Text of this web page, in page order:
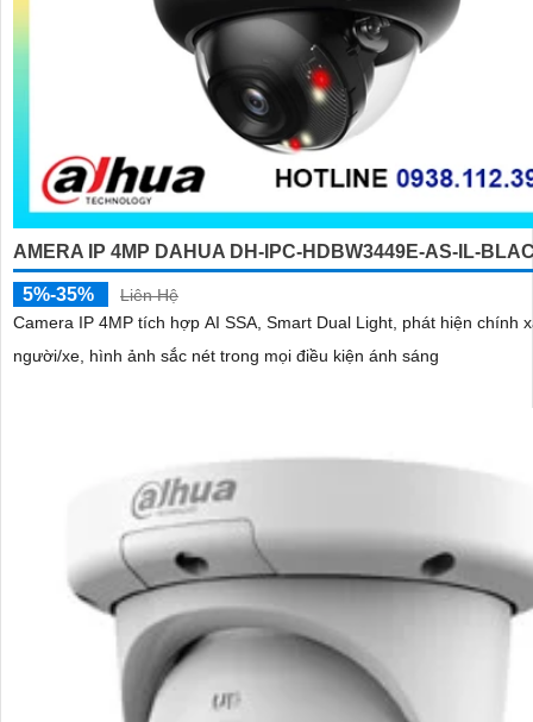
AMERA IP 4MP DAHUA DH-IPC-HDBW3449E-AS-IL-
5%-35%
Liên Hệ
Camera IP 4MP tích hợp AI SSA, Smart Dual Light, phát hiện chính
người/xe, hình ảnh sắc nét trong mọi điều kiện ánh sáng